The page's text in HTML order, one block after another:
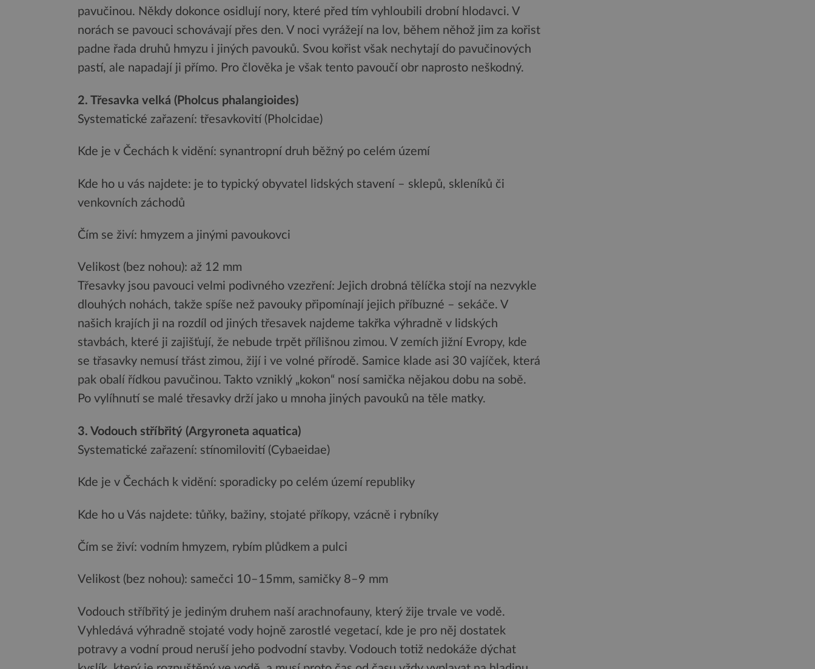
pavučinou. Někdy dokonce osidlují nory, které před tím vyhloubili drobní hlodavci. V
norách se pavouci schovávají přes den. V noci vyrážejí na lov, během něhož jim za kořist
padne řada druhů hmyzu i jiných pavouků. Svou kořist však nechytají do pavučinových
pastí, ale napadají ji přímo. Pro člověka je však tento pavoučí obr naprosto neškodný.
2. Třesavka velká (Pholcus phalangioides)
Systematické zařazení: třesavkovití (Pholcidae)
Kde je v Čechách k vidění: synantropní druh běžný po celém území
Kde ho u vás najdete: je to typický obyvatel lidských stavení – sklepů, skleníků či
venkovních záchodů
Čím se živí: hmyzem a jinými pavoukovci
Velikost (bez nohou): až 12 mm
Třesavky jsou pavouci velmi podivného vzezření: Jejich drobná tělíčka stojí na nezvykle
dlouhých nohách, takže spíše než pavouky připomínají jejich příbuzné – sekáče. V
našich krajích ji na rozdíl od jiných třesavek najdeme takřka výhradně v lidských
stavbách, které ji zajišťují, že nebude trpět přílišnou zimou. V zemích jižní Evropy, kde
se třasavky nemusí třást zimou, žijí i ve volné přírodě. Samice klade asi 30 vajíček, která
pak obalí řídkou pavučinou. Takto vzniklý „kokon“ nosí samička nějakou dobu na sobě.
Po vylíhnutí se malé třesavky drží jako u mnoha jiných pavouků na těle matky.
3. Vodouch stříbřitý (Argyroneta aquatica)
Systematické zařazení: stínomilovití (Cybaeidae)
Kde je v Čechách k vidění: sporadicky po celém území republiky
Kde ho u Vás najdete: tůňky, bažiny, stojaté příkopy, vzácně i rybníky
Čím se živí: vodním hmyzem, rybím plůdkem a pulci
Velikost (bez nohou): samečci 10–15mm, samičky 8–9 mm
Vodouch stříbřitý je jediným druhem naší arachnofauny, který žije trvale ve vodě.
Vyhledává výhradně stojaté vody hojně zarostlé vegetací, kde je pro něj dostatek
potravy a vodní proud neruší jeho podvodní stavby. Vodouch totiž nedokáže dýchat